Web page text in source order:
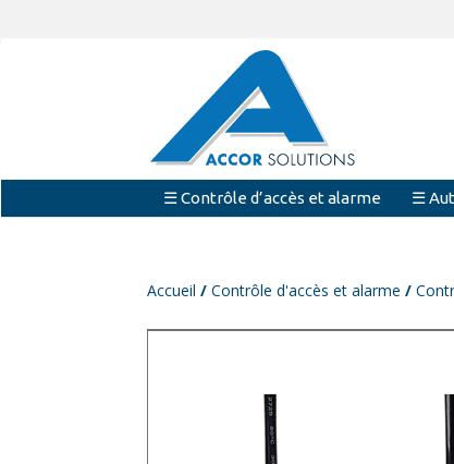
☰ Contrôle d’accès et alarme ☰
Accueil /Contrôle d'accès et alarme /